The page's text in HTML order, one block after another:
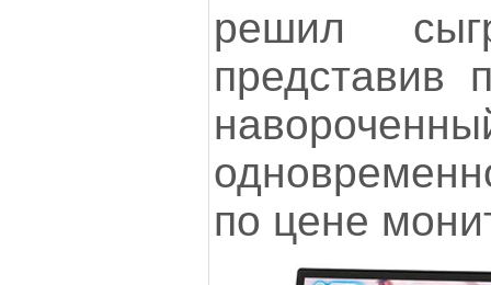
решил
представив
по цене